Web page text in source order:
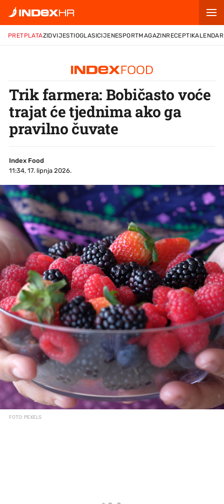
PRETPLATAZIDVIJESTIOGLASICIJENESPORTMAGAZINRECEPTIKALENDAR
Trik farmera: Bobičasto voće
trajat će tjednima ako ga
pravilno čuvate
Index Food
11:34, 17. lipnja 2026.
FOTO: PEXELS